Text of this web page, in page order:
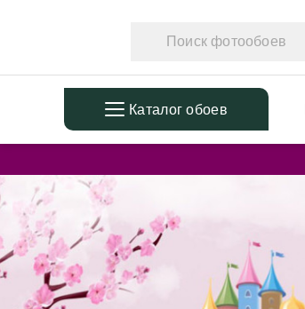
Каталог обоев
ПОПУЛЯРНЫЕ
Фотообои в детскую
Дизайнерские листья
3D Фотообои